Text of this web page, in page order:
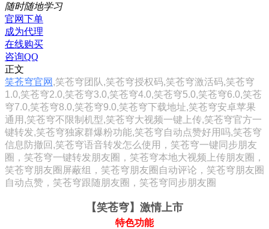
随时随地学习
官网下单
成为代理
在线购买
咨询QQ
正文
笑苍穹官网 ,笑苍穹团队,笑苍穹授权码,笑苍穹激活码,笑苍穹
1.0,笑苍穹2.0,笑苍穹3.0,笑苍穹4.0,笑苍穹5.0,笑苍穹6.0,笑苍
穹7.0,笑苍穹8.0,笑苍穹9.0,笑苍穹下载地址,笑苍穹安卓苹果
通用,笑苍穹不限制机型,笑苍穹大视频一键上传,笑苍穹官方一
键转发,笑苍穹独家群爆粉功能,笑苍穹自动点赞好用吗,笑苍穹
信息防撤回,笑苍穹语音转发怎么使用，笑苍穹一键同步朋友
圈，笑苍穹一键转发朋友圈，笑苍穹本地大视频上传朋友圈，
笑苍穹朋友圈屏蔽组，笑苍穹朋友圈自动评论，笑苍穹朋友圈
自动点赞，笑苍穹跟随朋友圈，笑苍穹同步朋友圈
【笑苍穹】激情上市
特色功能